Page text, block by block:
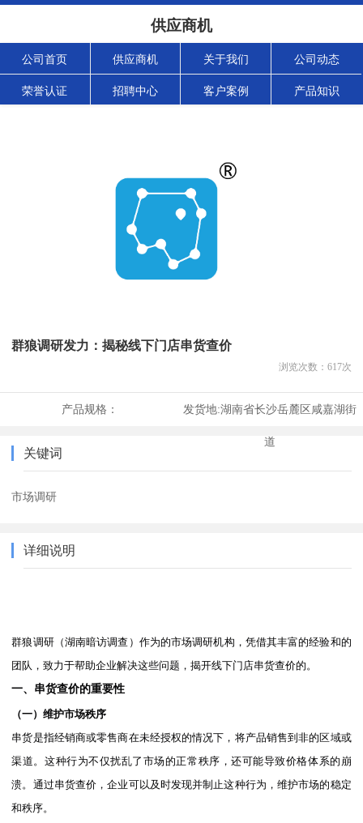
供应商机
公司首页 供应商机 关于我们 公司动态
荣誉认证 招聘中心 客户案例 产品知识
群狼调研发力：揭秘线下门店串货查价
浏览次数： 617次
产品规格： 发货地:湖南省长沙岳麓区咸嘉湖街
道
关键词
市场调研
详细说明
群狼调研（湖南暗访调查） 作为的市场调研机构，凭借其丰富的经验和的
团队，致力于帮助企业解决这些问题，揭开线下门店串货查价的。
一、串货查价的重要性
（一）维护市场秩序
串货是指经销商或零售商在未经授权的情况下，将产品销售到非的区域或
渠道。这种行为不仅扰乱了市场的正常秩序，还可能导致价格体系的崩
溃。通过串货查价，企业可以及时发现并制止这种行为，维护市场的稳定
和秩序。